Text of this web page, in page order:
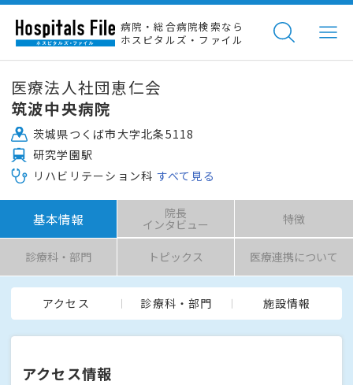
病院・総合病院検索なら
ホスピタルズ・ファイル
医療法人社団恵仁会
筑波中央病院
茨城県つくば市大字北条5118
研究学園駅
リハビリテーション科 すべて見る
基本情報 院長
インタビュー 特徴
診療科・部門 トピックス 医療連携について
アクセス 診療科・部門 施設情報
アクセス情報